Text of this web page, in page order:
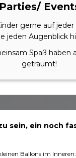
Parties/
gerne auf
jeden Augenblick
Spaß haben
geträumt!
sein, ein noch
Ballons im Inneren: